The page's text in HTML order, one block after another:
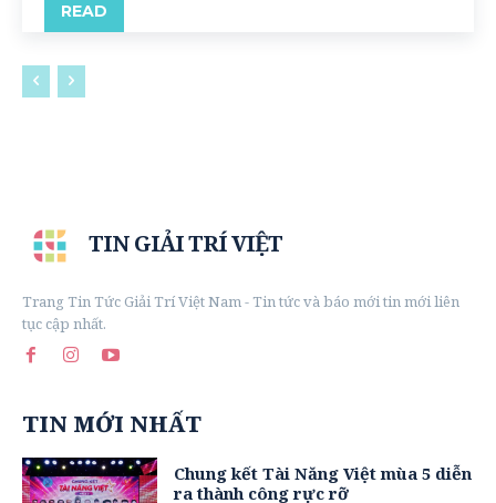
READ
TIN GIẢI TRÍ VIỆT
Trang Tin Tức Giải Trí Việt Nam - Tin tức và báo mới tin mới liên
tục cập nhất.
TIN MỚI NHẤT
Chung kết Tài Năng Việt mùa 5 diễn
ra thành công rực rỡ